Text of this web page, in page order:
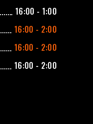
16:00 - 1:00
16:00 - 2:00
16:00 - 2:00
16:00 - 2:00